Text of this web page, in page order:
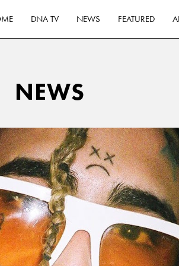
DNA TV NEWS FEATURED
NEWS